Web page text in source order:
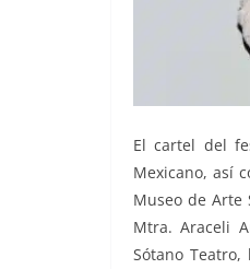
El cartel del
Mexicano, así
Museo de Arte
Mtra. Araceli
Sótano